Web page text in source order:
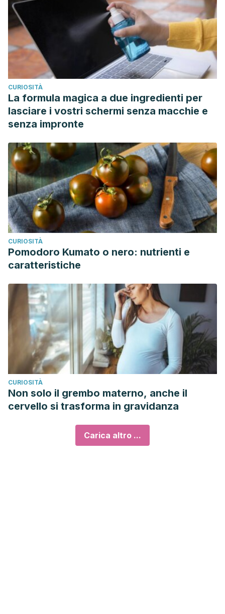
CURIOSITÀ
La formula magica a due ingredienti per
lasciare i vostri schermi senza macchie e
senza impronte
CURIOSITÀ
Pomodoro Kumato o nero: nutrienti e
caratteristiche
CURIOSITÀ
Non solo il grembo materno, anche il
cervello si trasforma in gravidanza
Carica altro ...